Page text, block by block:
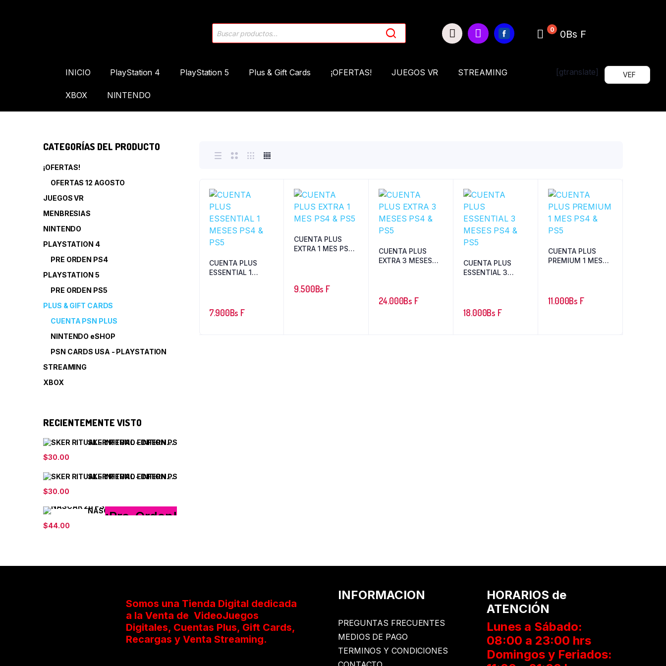
0 0Bs F
INICIO PlayStation 4 PlayStation 5 Plus & Gift Cards ¡OFERTAS! JUEGOS VR STREAMING
XBOX NINTENDO
[gtranslate] VEF
CUENTA PLUS
ESSENTIAL 1
7.900Bs F
CUENTA PLUS
EXTRA 1 MES PS4
9.500Bs F
CUENTA PLUS
EXTRA 3 MESES
24.000Bs F
CUENTA PLUS
ESSENTIAL 3
18.000Bs F
CUENTA PLUS
PREMIUM 1 MES
11.000Bs F
CATEGORÍAS DEL PRODUCTO
¡OFERTAS!
OFERTAS 12 AGOSTO
JUEGOS VR
MENBRESIAS
NINTENDO
PLAYSTATION 4
PRE ORDEN PS4
PLAYSTATION 5
PRE ORDEN PS5
PLUS & GIFT CARDS
CUENTA PSN PLUS
NINTENDO eSHOP
PSN CARDS USA - PLAYSTATION
STREAMING
XBOX
RECIENTEMENTE VISTO
SKER RITUAL - INFERNO EDITION PS5
$30.00
SKER RITUAL - INFERNO EDITION PS4
$30.00
¡Pre-Orden!
NASCAR 26 PS5
$44.00
Somos una Tienda Digital dedicada
a la Venta de VideoJuegos
Digitales, Cuentas Plus, Gift Cards,
Recargas y Venta Streaming.
INFORMACION
PREGUNTAS FRECUENTES
MEDIOS DE PAGO
TERMINOS Y CONDICIONES
HORARIOS de
ATENCIÓN
Lunes a Sábado:
08:00 a 23:00 hrs
Domingos y Feriados: